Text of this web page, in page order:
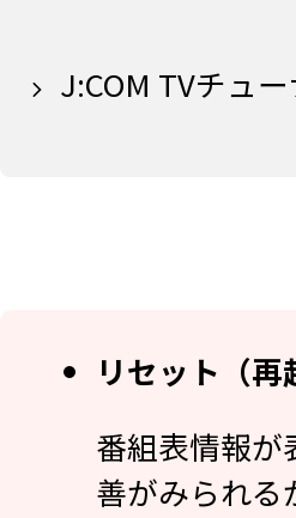
J:COM TVチュ
リセット（
番組表情報が
善がみられる